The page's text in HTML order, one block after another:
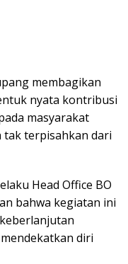
membagikan
nyata kontribusi
masyarakat
tak terpisahkan dari
Head Office BO
bahwa kegiatan ini
diri